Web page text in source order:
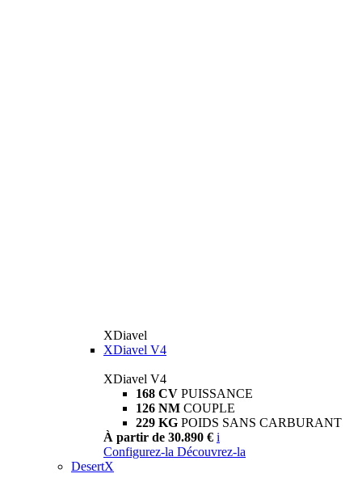
XDiavel
XDiavel V4
XDiavel V4
168 CV PUISSANCE
126 NM COUPLE
229 KG POIDS SANS CARBURANT
À partir de 30.890 € i
Configurez-la Découvrez-la
DesertX